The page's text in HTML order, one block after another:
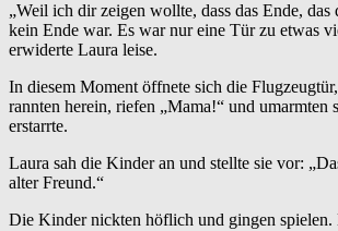
„Weil ich dir zeigen wollte, dass das Ende, das
kein Ende war. Es war nur eine Tür zu etwas
erwiderte Laura leise.
In diesem Moment öffnete sich die
rannten herein, riefen „Mama!“ und umarmten
erstarrte.
Laura sah die Kinder an und stellte sie vor:
alter Freund.“
Die Kinder nickten höflich und gingen spielen.